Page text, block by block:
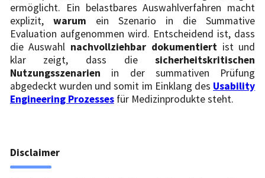
ermöglicht. Ein belastbares Auswahlverfahren macht
explizit, warum ein Szenario in die Summative
Evaluation aufgenommen wird. Entscheidend ist, dass
die Auswahl nachvollziehbar dokumentiertist und
klar zeigt, dass diesicherheitskritischen
Nutzungsszenarien in der summativen Prüfung
abgedeckt wurden und somit im Einklang des Usability
Engineering Prozessesfür Medizinprodukte steht.
Disclaimer